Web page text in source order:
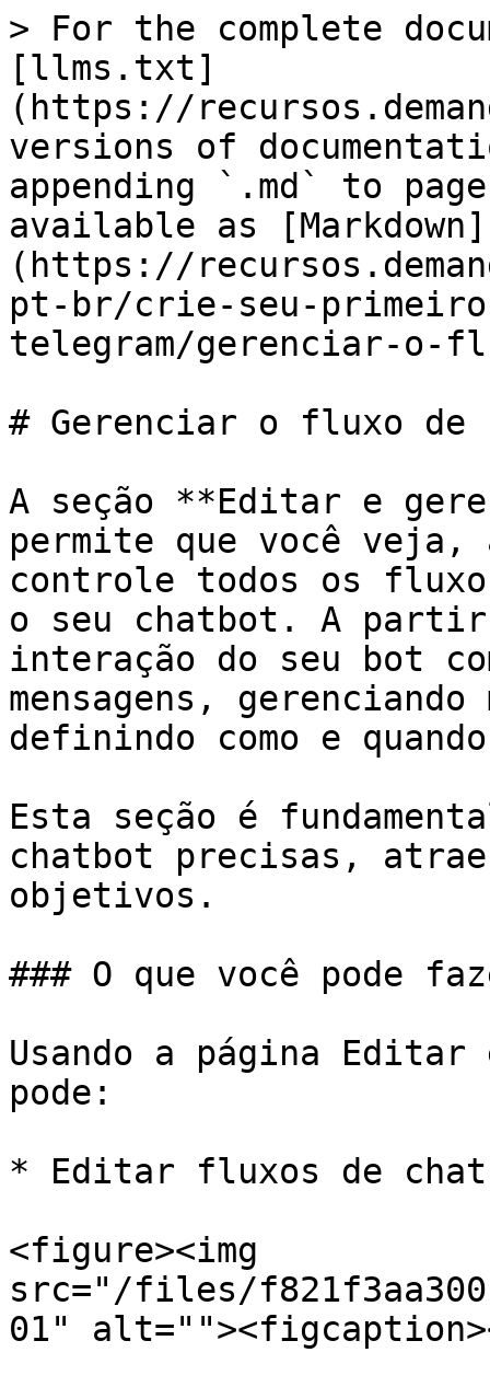
> For the complete
[llms.txt]
(https://
versions of
appending `.md` to
available as [Markdown]
(https://
pt-br/crie-seu-
telegram/gerenciar-o-
# Gerenciar o fluxo de
A seção **Editar e
permite que você
controle todos os
o seu chatbot. A
interação do seu bot
mensagens,
definindo como e
Esta seção é
chatbot precisas,
objetivos.
### O que você pode
Usando a página
pode:
* Editar fluxos de
<figure><img
src="/files/
01"